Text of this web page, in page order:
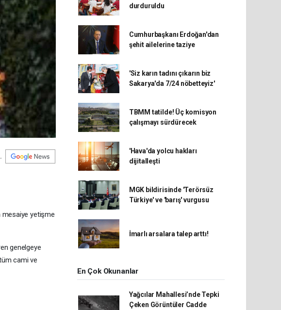
mesaiye yetişme
genelgeye
cami ve
durduruldu
Cumhurbaşkanı Erdoğan'dan
şehit ailelerine taziye
'Siz karın tadını çıkarın biz
Sakarya'da 7/24 nöbetteyiz'
TBMM tatilde! Üç komisyon
çalışmayı sürdürecek
'Hava'da yolcu hakları
dijitalleşti
MGK bildirisinde 'Terörsüz
Türkiye' ve 'barış' vurgusu
İmarlı arsalara talep arttı!
En Çok Okunanlar
Yağcılar Mahallesi’nde Tepki
Çeken Görüntüler Cadde